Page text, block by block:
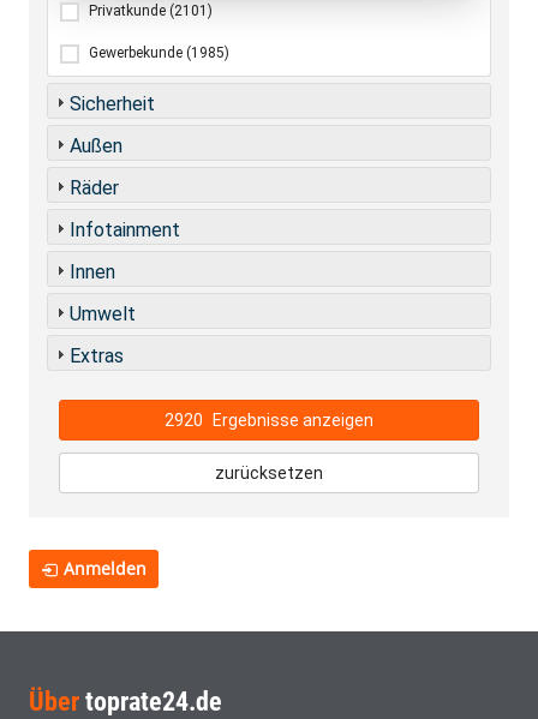
Privatkunde (2101)
Gewerbekunde (1985)
Sicherheit
Außen
Räder
Infotainment
Innen
Umwelt
Extras
2920 Ergebnisse anzeigen
zurücksetzen
Anmelden
Über toprate24.de